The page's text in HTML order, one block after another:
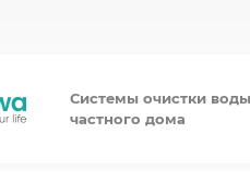
Системы очистки
частного дома